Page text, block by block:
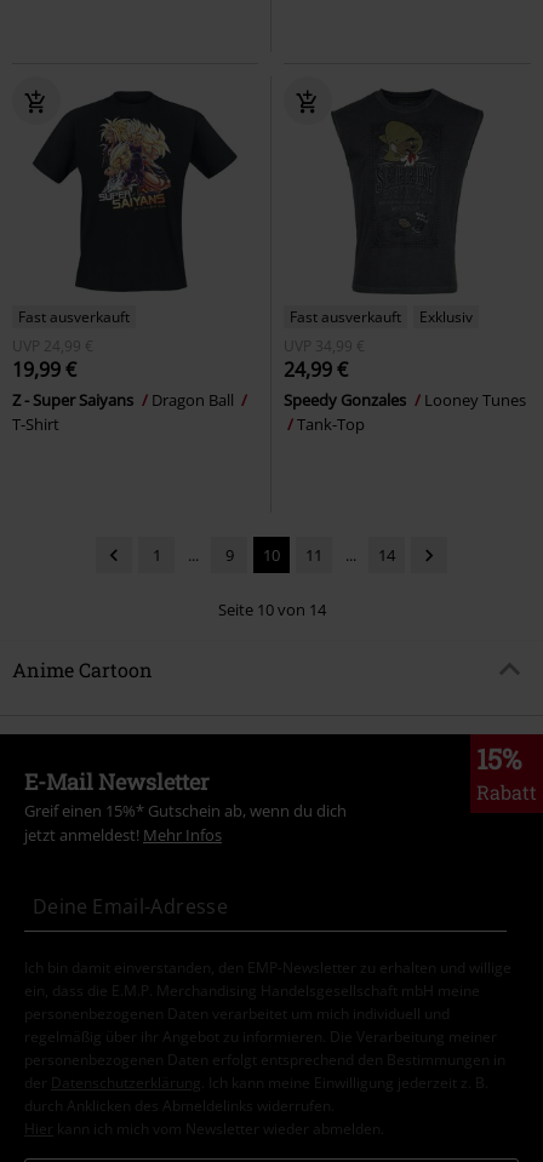
Fast ausverkauft
UVP
24,99 €
19,99 €
Z - Super Saiyans
Dragon Ball
T-Shirt
Fast ausverkauft
Exklusiv
UVP
34,99 €
24,99 €
Speedy Gonzales
Looney Tunes
Tank-Top
1 ... 9 10 11 ... 14
Seite 10 von 14
Anime Cartoon
15%
Rabatt
E-Mail Newsletter
Greif einen 15%* Gutschein ab, wenn du dich
jetzt anmeldest! Mehr Infos
Ich bin damit einverstanden, den EMP-Newsletter zu erhalten und willige
ein, dass die E.M.P. Merchandising Handelsgesellschaft mbH meine
personenbezogenen Daten verarbeitet um mich individuell und
regelmäßig über ihr Angebot zu informieren. Die Verarbeitung meiner
personenbezogenen Daten erfolgt entsprechend den Bestimmungen in
der
Datenschutzerklärung
. Ich kann meine Einwilligung jederzeit z. B.
durch Anklicken des Abmeldelinks widerrufen.
Hier kann ich mich vom Newsletter wieder abmelden.